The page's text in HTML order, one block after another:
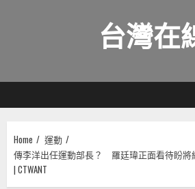
台灣在
Home
運動
傳李洋出任運動部長？ 羅廷瑋正面看待盼將
| CTWANT